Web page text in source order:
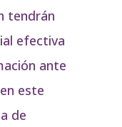
tendrán
efectiva
ante
este
de